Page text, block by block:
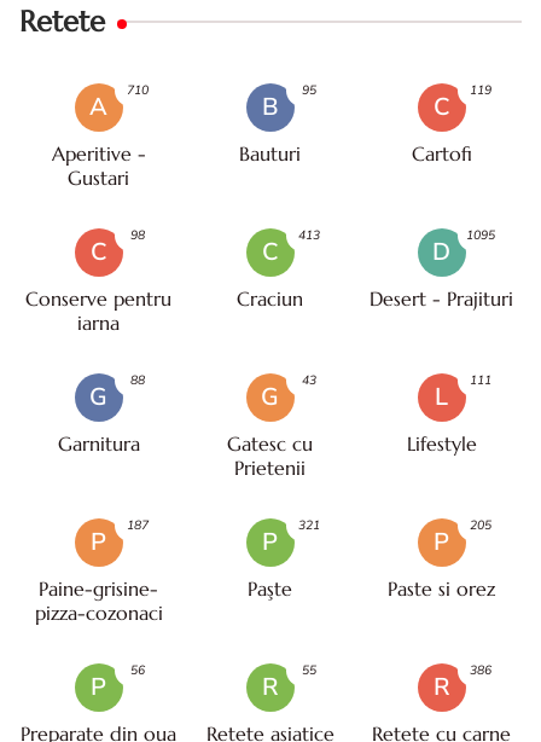
Retete
A
Aperitive -
Gustari
710
B
Bauturi
95
C
Cartofi
119
C
Conserve pentru
iarna
98
C
Craciun
413
D
Desert - Prajituri
1095
G
Garnitura
88
G
Gatesc cu
Prietenii
43
L
Lifestyle
111
P
Paine-grisine-
pizza-cozonaci
187
P
Paşte
321
P
Paste si orez
205
P
Preparate din oua
56
R
Retete asiatice
55
R
Retete cu carne
386